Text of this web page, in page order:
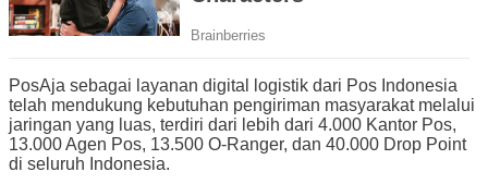
PosAja sebagai layanan digital logistik dari Pos Indonesia
telah mendukung kebutuhan pengiriman masyarakat melalui
jaringan yang luas, terdiri dari lebih dari 4.000 Kantor Pos,
13.000 Agen Pos, 13.500 O-Ranger, dan 40.000 Drop Point
di seluruh Indonesia.